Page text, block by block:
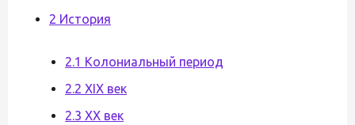
2 История
2.1 Колониальный период
2.2 XIX век
2.3 XX век